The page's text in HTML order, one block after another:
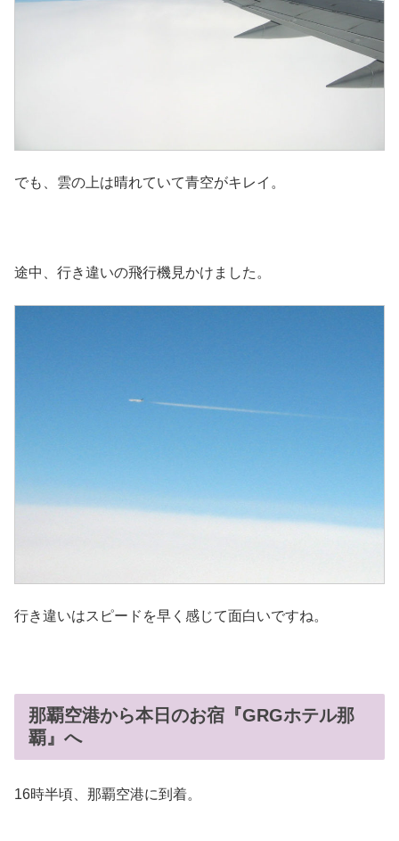
でも、雲の上は晴れていて青空がキレイ。
途中、行き違いの飛行機見かけました。
行き違いはスピードを早く感じて面白いですね。
那覇空港から本日のお宿『GRGホテル那
覇』へ
16時半頃、那覇空港に到着。